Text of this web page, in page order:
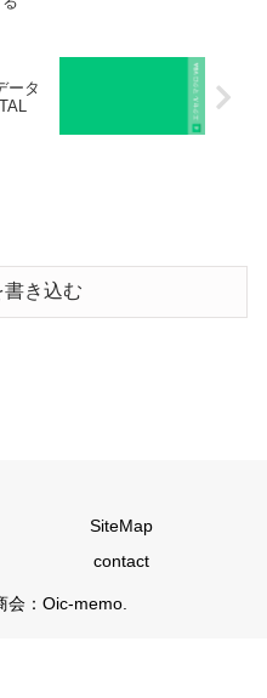
ータ
書き込む
SiteMap
contact
：Oic-memo.